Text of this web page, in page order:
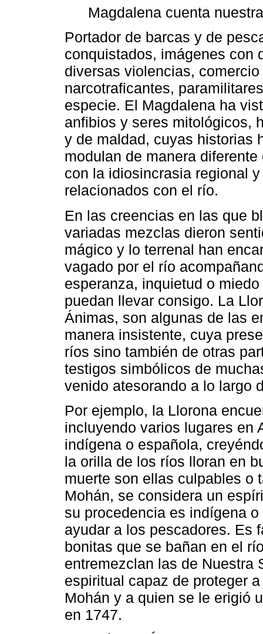
Magdalena cuenta
Portador de barcas y de
conquistados, imágenes con
diversas violencias,
narcotraficantes,
especie. El Magdalena ha
anfibios y seres mitológicos,
y de maldad, cuyas historias
modulan de manera
con la idiosincrasia regional
relacionados con el río.
En las creencias en las que
variadas mezclas dieron
mágico y lo terrenal han
vagado por el río
esperanza, inquietud o
puedan llevar consigo. La
Ánimas, son algunas de las
manera insistente, cuya
ríos sino también de otras
testigos simbólicos de
venido atesorando a lo largo
Por ejemplo, la Llorona
incluyendo varios lugares en
indígena o española,
la orilla de los ríos lloran en
muerte son ellas culpables o
Mohán, se considera un
su procedencia es indígena
ayudar a los pescadores. Es
bonitas que se bañan en el
entremezclan las de Nuestra
espiritual capaz de proteger
Mohán y a quien se le erigió
en 1747.